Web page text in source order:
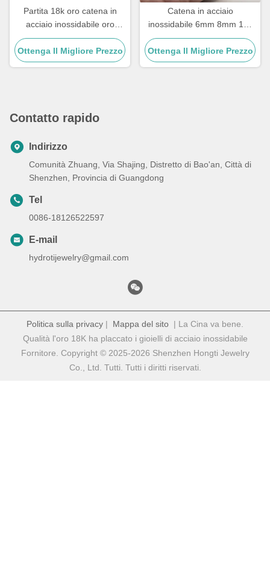
Partita 18k oro catena in
acciaio inossidabile oro
riempito tre colletti a strati
perla pendente 17,72 pollici
Ottenga Il Migliore Prezzo
Catena in acciaio
inossidabile 6mm 8mm 18k
dorata Catena in acciaio
inossidabile multi dimensioni
Catena di legame cubana
Ottenga Il Migliore Prezzo
Contatto rapido
Indirizzo
Comunità Zhuang, Via Shajing, Distretto di Bao'an, Città di
Shenzhen, Provincia di Guangdong
Tel
0086-18126522597
E-mail
hydrotijewelry@gmail.com
Politica sulla privacy | Mappa del sito | La Cina va bene.
Qualità l'oro 18K ha placcato i gioielli di acciaio inossidabile
Fornitore. Copyright © 2025-2026 Shenzhen Hongti Jewelry
Co., Ltd. Tutti. Tutti i diritti riservati.